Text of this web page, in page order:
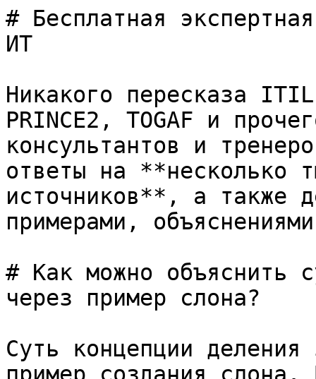
# Бесплатная
ИТ
Никакого пересказа
PRINCE2, TOGAF и
консультантов и
ответы на **несколько
источников**, а также
примерами,
# Как можно объяснить
через пример слона?
Суть концепции деления